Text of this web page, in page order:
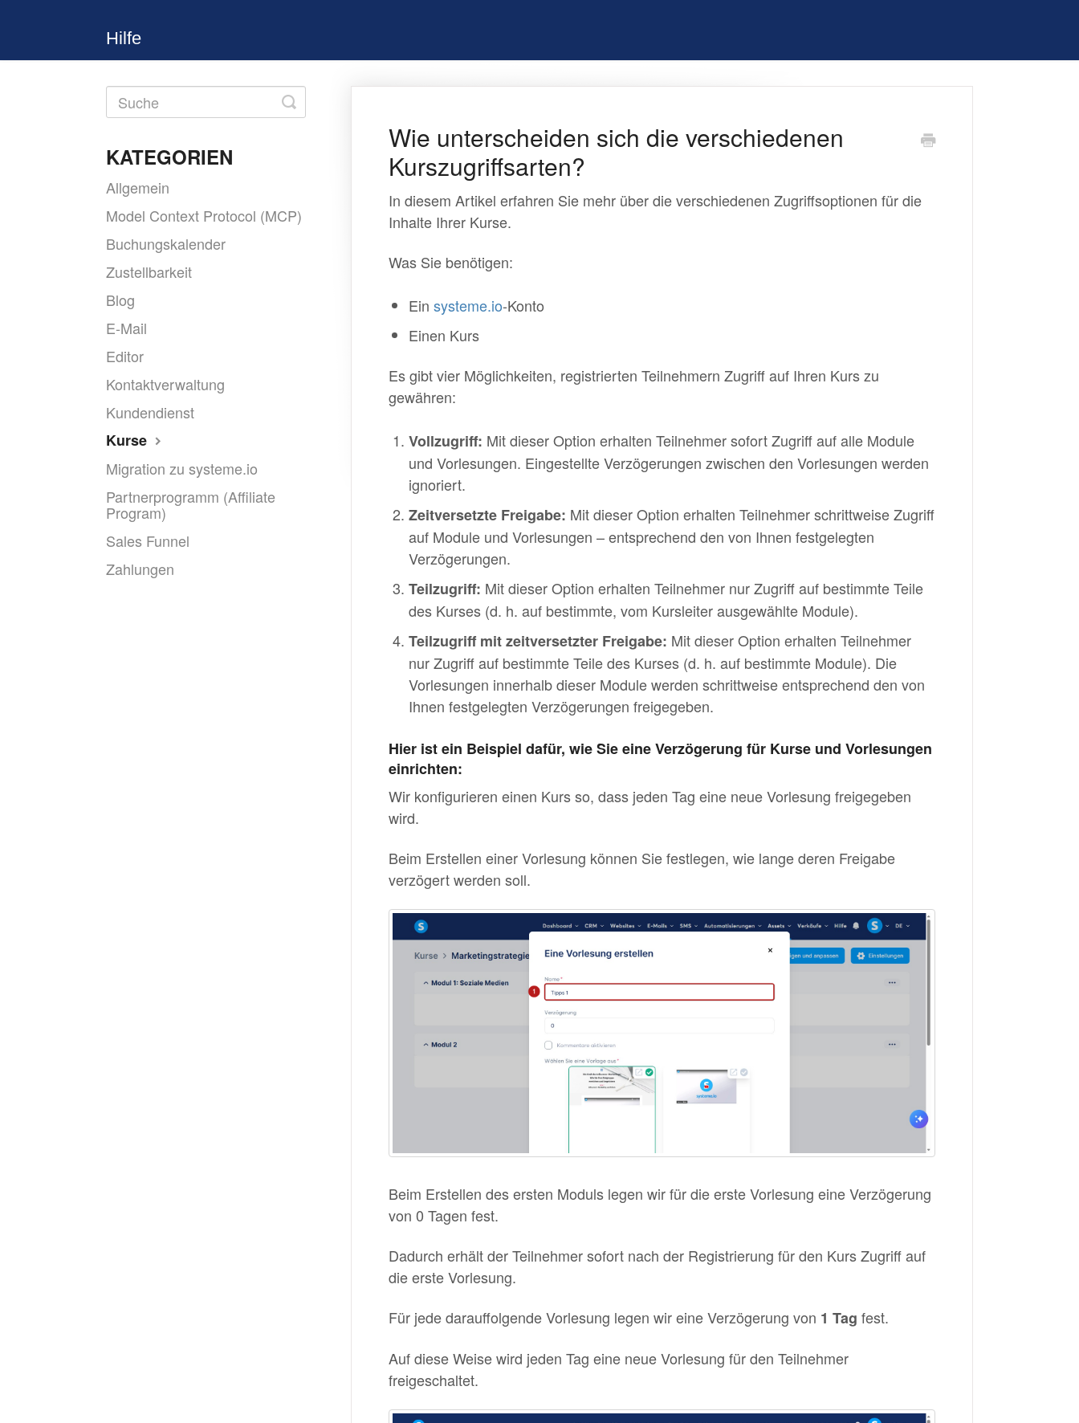
Hilfe
Wie unterscheiden sich die verschiedenen
Kurszugriffsarten?
In diesem Artikel erfahren Sie mehr über die verschiedenen Zugriffsoptionen für die
Inhalte Ihrer Kurse.
Was Sie benötigen:
Ein systeme.io-Konto
Einen Kurs
Es gibt vier Möglichkeiten, registrierten Teilnehmern Zugriff auf Ihren Kurs zu
gewähren:
Vollzugriff: Mit dieser Option erhalten Teilnehmer sofort Zugriff auf alle Module
und Vorlesungen. Eingestellte Verzögerungen zwischen den Vorlesungen werden
ignoriert.
Zeitversetzte Freigabe: Mit dieser Option erhalten Teilnehmer schrittweise Zugriff
auf Module und Vorlesungen – entsprechend den von Ihnen festgelegten
Verzögerungen.
Teilzugriff: Mit dieser Option erhalten Teilnehmer nur Zugriff auf bestimmte Teile
des Kurses (d. h. auf bestimmte, vom Kursleiter ausgewählte Module).
Teilzugriff mit zeitversetzter Freigabe: Mit dieser Option erhalten Teilnehmer
nur Zugriff auf bestimmte Teile des Kurses (d. h. auf bestimmte Module). Die
Vorlesungen innerhalb dieser Module werden schrittweise entsprechend den von
Ihnen festgelegten Verzögerungen freigegeben.
Hier ist ein Beispiel dafür, wie Sie eine Verzögerung für Kurse und Vorlesungen
einrichten:
Wir konfigurieren einen Kurs so, dass jeden Tag eine neue Vorlesung freigegeben
wird.
Beim Erstellen einer Vorlesung können Sie festlegen, wie lange deren Freigabe
verzögert werden soll.
Beim Erstellen des ersten Moduls legen wir für die erste Vorlesung eine Verzögerung
von 0 Tagen fest.
Dadurch erhält der Teilnehmer sofort nach der Registrierung für den Kurs Zugriff auf
die erste Vorlesung.
Für jede darauffolgende Vorlesung legen wir eine Verzögerung von 1 Tag fest.
Auf diese Weise wird jeden Tag eine neue Vorlesung für den Teilnehmer
freigeschaltet.
Toggle
Search
KATEGORIEN
Allgemein
Model Context Protocol (MCP)
Buchungskalender
Zustellbarkeit
Blog
E-Mail
Editor
Kontaktverwaltung
Kundendienst
Kurse
Migration zu systeme.io
Partnerprogramm (Affiliate
Program)
Sales Funnel
Zahlungen